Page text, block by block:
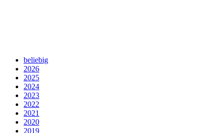
beliebig
2026
2025
2024
2023
2022
2021
2020
2019